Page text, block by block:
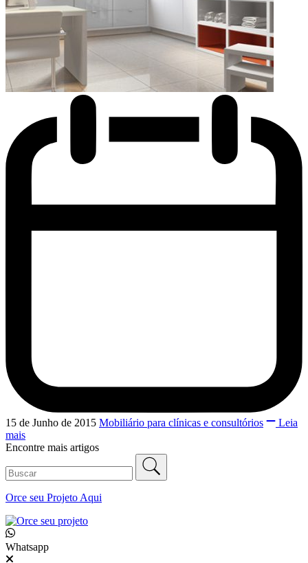
15 de Junho de 2015 Mobiliário para clínicas e consultórios
Leia
mais
Encontre mais artigos
Orce seu Projeto Aqui
Whatsapp